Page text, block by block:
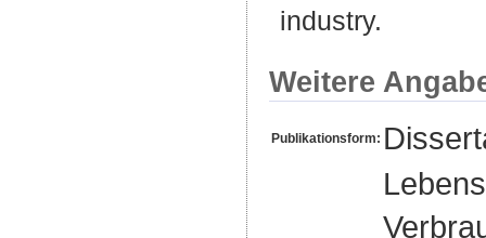
industry.
Weitere
Publikationsform: